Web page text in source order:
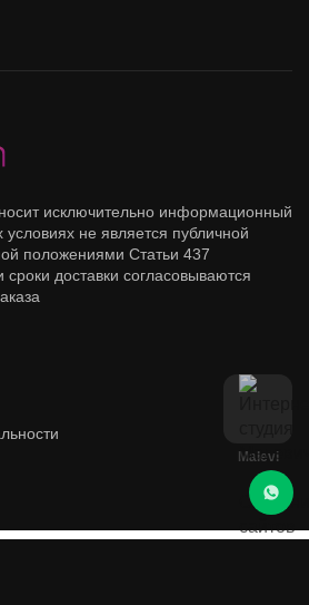
исключительно информационный
условиях не является публичной
положениями Статьи 437
сроки доставки согласовываются
Malevi